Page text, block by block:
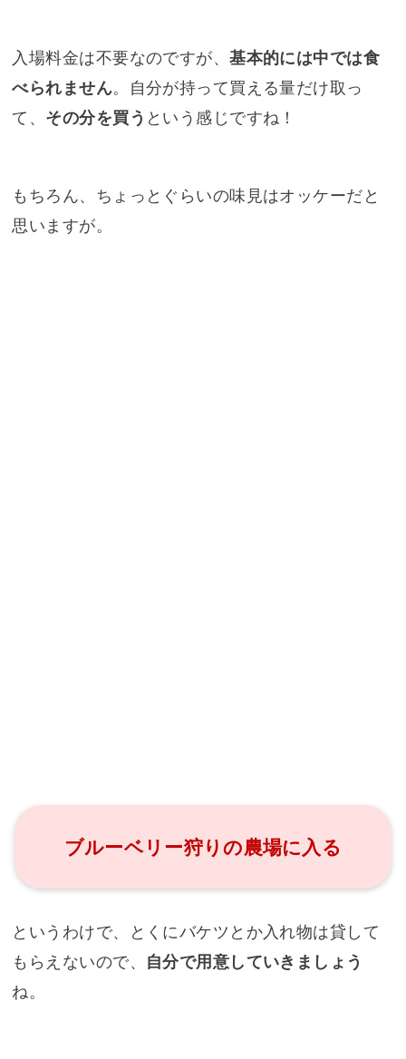
入場料金は不要なのですが、基本的には中では食
べられません。自分が持って買える量だけ取っ
て、 その分を買う という感じですね！
もちろん、ちょっとぐらいの味見はオッケーだと
思いますが。
ブルーベリー狩りの農場に入る
というわけで、とくにバケツとか入れ物は貸して
もらえないので、
自分で用意していきましょう
ね。